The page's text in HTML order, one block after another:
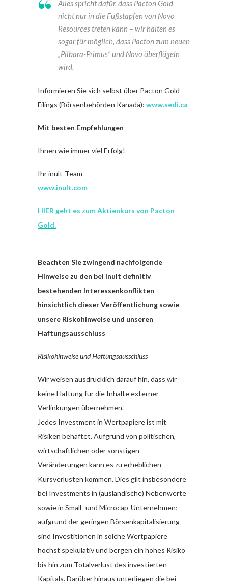
Alles spricht dafür, dass Pacton Gold
nicht nur in die Fußstapfen von Novo
Resources treten kann – wir halten es
sogar für möglich, dass Pacton zum neuen
„Pilbara-Primus“ und Novo überflügeln
wird.
Informieren Sie sich selbst über Pacton Gold –
Filings (Börsenbehörden Kanada): www.sedi.ca
Mit besten Empfehlungen
Ihnen wie immer viel Erfolg!
Ihr inult-Team
www.inult.com
HIER geht es zum Aktienkurs von Pacton
Gold.
Beachten Sie zwingend nachfolgende
Hinweise zu den bei inult definitiv
bestehenden Interessenkonflikten
hinsichtlich dieser Veröffentlichung sowie
unsere Riskohinweise und unseren
Haftungsausschluss
Risikohinweise und Haftungsausschluss
Wir weisen ausdrücklich darauf hin, dass wir
keine Haftung für die Inhalte externer
Verlinkungen übernehmen.
Jedes Investment in Wertpapiere ist mit
Risiken behaftet. Aufgrund von politischen,
wirtschaftlichen oder sonstigen
Veränderungen kann es zu erheblichen
Kursverlusten kommen. Dies gilt insbesondere
bei Investments in (ausländische) Nebenwerte
sowie in Small- und Microcap-Unternehmen;
aufgrund der geringen Börsenkapitalisierung
sind Investitionen in solche Wertpapiere
höchst spekulativ und bergen ein hohes Risiko
bis hin zum Totalverlust des investierten
Kapitals. Darüber hinaus unterliegen die bei